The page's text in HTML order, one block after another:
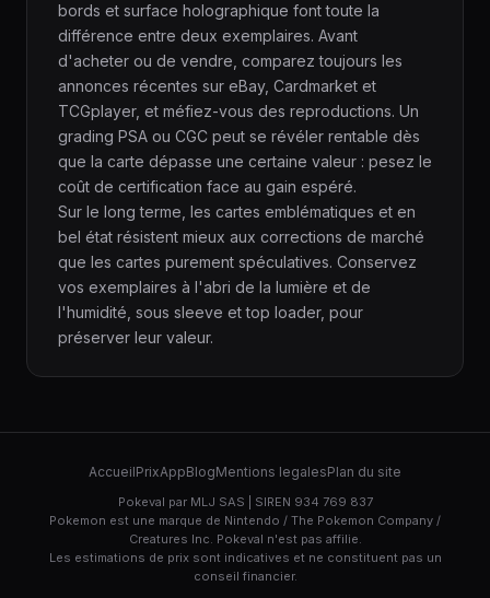
bords et surface holographique font toute la
différence entre deux exemplaires. Avant
d'acheter ou de vendre, comparez toujours les
annonces récentes sur eBay, Cardmarket et
TCGplayer, et méfiez-vous des reproductions. Un
grading PSA ou CGC peut se révéler rentable dès
que la carte dépasse une certaine valeur : pesez le
coût de certification face au gain espéré.
Sur le long terme, les cartes emblématiques et en
bel état résistent mieux aux corrections de marché
que les cartes purement spéculatives. Conservez
vos exemplaires à l'abri de la lumière et de
l'humidité, sous sleeve et top loader, pour
préserver leur valeur.
AccueilPrixAppBlogMentions legalesPlan du site
Pokeval par MLJ SAS | SIREN 934 769 837
Pokemon est une marque de Nintendo / The Pokemon Company /
Creatures Inc. Pokeval n'est pas affilie.
Les estimations de prix sont indicatives et ne constituent pas un
conseil financier.